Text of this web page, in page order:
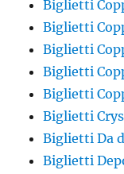
Biglietti
Biglietti
Biglietti
Biglietti
Biglietti
Biglietti
Biglietti Da
Biglietti